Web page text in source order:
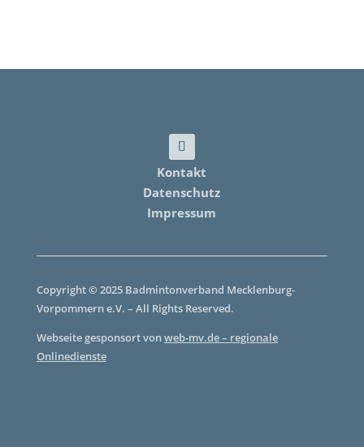
Kontakt
Datenschutz
Impressum
Copyright © 2025 Badmintonverband Mecklenburg-
Vorpommern e.V. – All Rights Reserved.
Webseite gesponsort vonweb-mv.de – regionale
Onlinedienste